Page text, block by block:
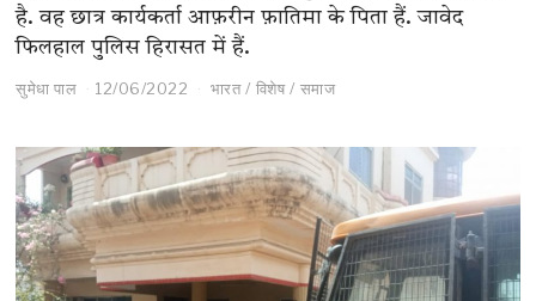
है. वह छात्र कार्यकर्ता आफ़रीन फ़ातिमा के पिता हैं. जावेद
फिलहाल पुलिस हिरासत में हैं.
सुमेधा पाल 12/06/2022 भारत / विशेष / समाज